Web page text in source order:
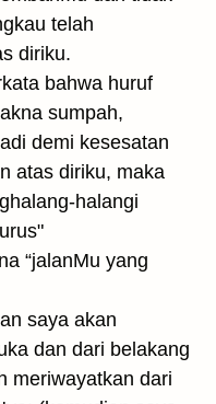
telah
diriku.
bahwa huruf
sumpah,
demi kesesatan
atas diriku, maka
halangi
“jalanMu yang
saya akan
dan dari belakang
meriwayatkan dari